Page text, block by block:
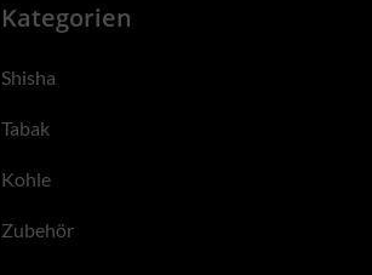
Kategorien
Shisha
Tabak
Kohle
Zubehör